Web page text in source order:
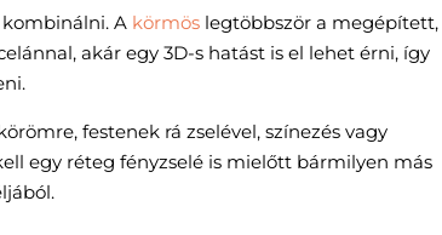
kombinálni. A körmös legtöbbször a megépített,
akár egy 3D-s hatást is el lehet érni, így
festenek rá zselével, színezés vagy
egy réteg fényzselé is mielőtt bármilyen más